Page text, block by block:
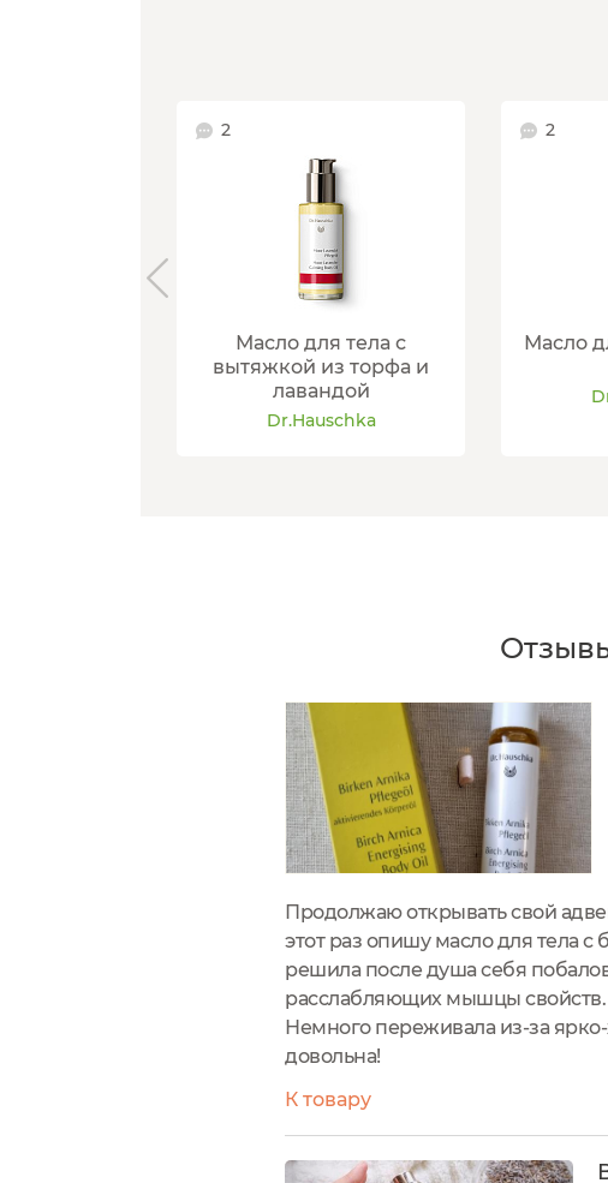
2
Масло для тела с
вытяжкой из торфа и
лавандой
Dr.Hauschka
2
Масло
Продолжаю открывать свой
этот раз опишу масло для тела
решила после душа себя
расслабляющих мышцы свойств.
Немного переживала из-за
довольна!
К товару